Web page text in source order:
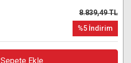
8.839,49 TL
%5 İndirim
Sepete Ekle